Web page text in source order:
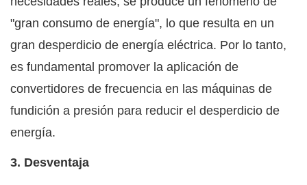
"gran consumo de energía", lo que resulta en un
gran desperdicio de energía eléctrica. Por lo tanto,
es fundamental promover la aplicación de
convertidores de frecuencia en las máquinas de
fundición a presión para reducir el desperdicio de
energía.
3. Desventaja